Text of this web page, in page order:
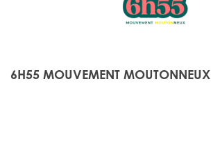
6H55 MOUVEMENT MOUTONNEUX